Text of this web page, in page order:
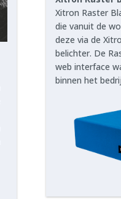
Xitron Raster
die vanuit de
deze via de
belichter. De
web interface
binnen het